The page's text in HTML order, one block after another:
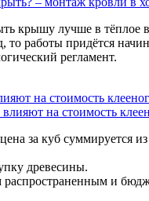
крышу лучше в тёплое
то работы придётся
регламент.
на стоимость
за куб суммируется из
древесины.
и